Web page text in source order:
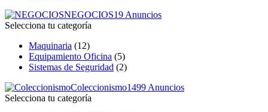
NEGOCIOS19 Anuncios
Selecciona tu categoría
Maquinaria (12)
Equipamiento Oficina (5)
Sistemas de Seguridad (2)
Coleccionismo1499 Anuncios
Selecciona tu categoría